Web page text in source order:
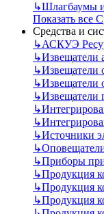
↳Шлагбаумы
Показать все
Средства и
↳АСКУЭ
↳Извещатели
↳Извещатели
↳Извещатели
↳Извещатели
↳
↳
↳Источники
↳
↳Приборы
↳Продукция
↳Продукция
↳Продукция